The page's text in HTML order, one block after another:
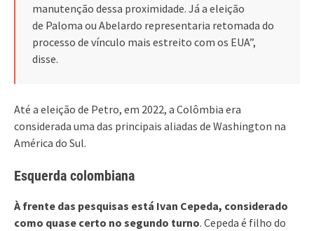
manutenção dessa proximidade. Já a eleição
de Paloma ou Abelardo representaria retomada do
processo de vínculo mais estreito com os EUA”,
disse.
Até a eleição de Petro, em 2022, a Colômbia era
considerada uma das principais aliadas de Washington na
América do Sul.
Esquerda colombiana
À frente das pesquisas está Ivan Cepeda, considerado
como quase certo no segundo turno. Cepeda é filho do